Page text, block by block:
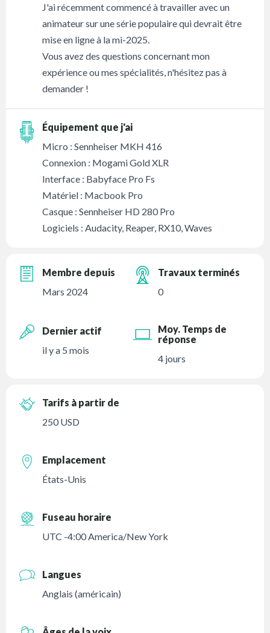
J'ai récemment commencé à travailler avec un
animateur sur une série populaire qui devrait être
mise en ligne à la mi-2025.
Vous avez des questions concernant mon
expérience ou mes spécialités, n'hésitez pas à
demander !
Équipement que j'ai
Micro : Sennheiser MKH 416
Connexion : Mogami Gold XLR
Interface : Babyface Pro Fs
Matériel : Macbook Pro
Casque : Sennheiser HD 280 Pro
Logiciels : Audacity, Reaper, RX10, Waves
Membre depuis
Mars 2024
Travaux terminés
0
Dernier actif
il y a 5 mois
Moy. Temps de
réponse
4 jours
Tarifs à partir de
250 USD
Emplacement
États-Unis
Fuseau horaire
UTC -4:00 America/New York
Langues
Anglais (américain)